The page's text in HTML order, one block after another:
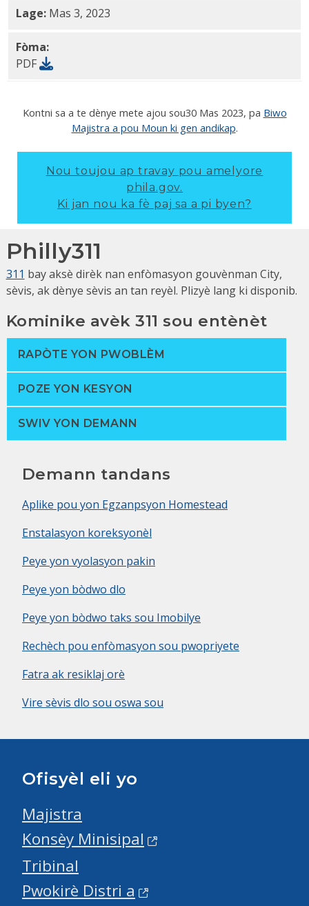
Lage: Mas 3, 2023
Fòma:
PDF
Kontni sa a te dènye mete ajou sou30 Mas 2023, pa Biwo
Majistra a pou Moun ki gen andikap.
Nou toujou ap travay pou amelyore
phila.gov.
Ki jan nou ka fè paj sa a pi byen?
Philly311
311 bay aksè dirèk nan enfòmasyon gouvènman City,
sèvis, ak dènye sèvis an tan reyèl. Plizyè lang ki disponib.
Kominike avèk 311 sou entènèt
RAPÒTE YON PWOBLÈM
POZE YON KESYON
SWIV YON DEMANN
Demann tandans
Aplike pou yon Egzanpsyon Homestead
Enstalasyon koreksyonèl
Peye yon vyolasyon pakin
Peye yon bòdwo dlo
Peye yon bòdwo taks sou Imobilye
Rechèch pou enfòmasyon sou pwopriyete
Fatra ak resiklaj orè
Vire sèvis dlo sou oswa sou
Ofisyèl eli yo
Majistra
Konsèy Minisipal
Tribinal
Pwokirè Distri a